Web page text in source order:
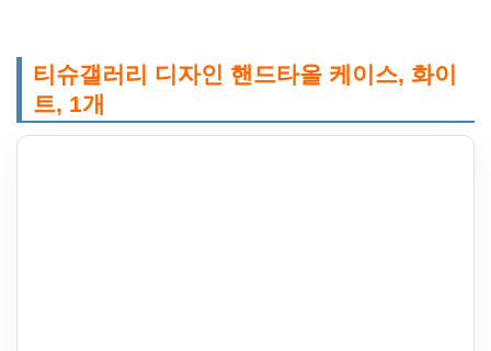
티슈갤러리 디자인 핸드타올 케이스, 화이
트, 1개